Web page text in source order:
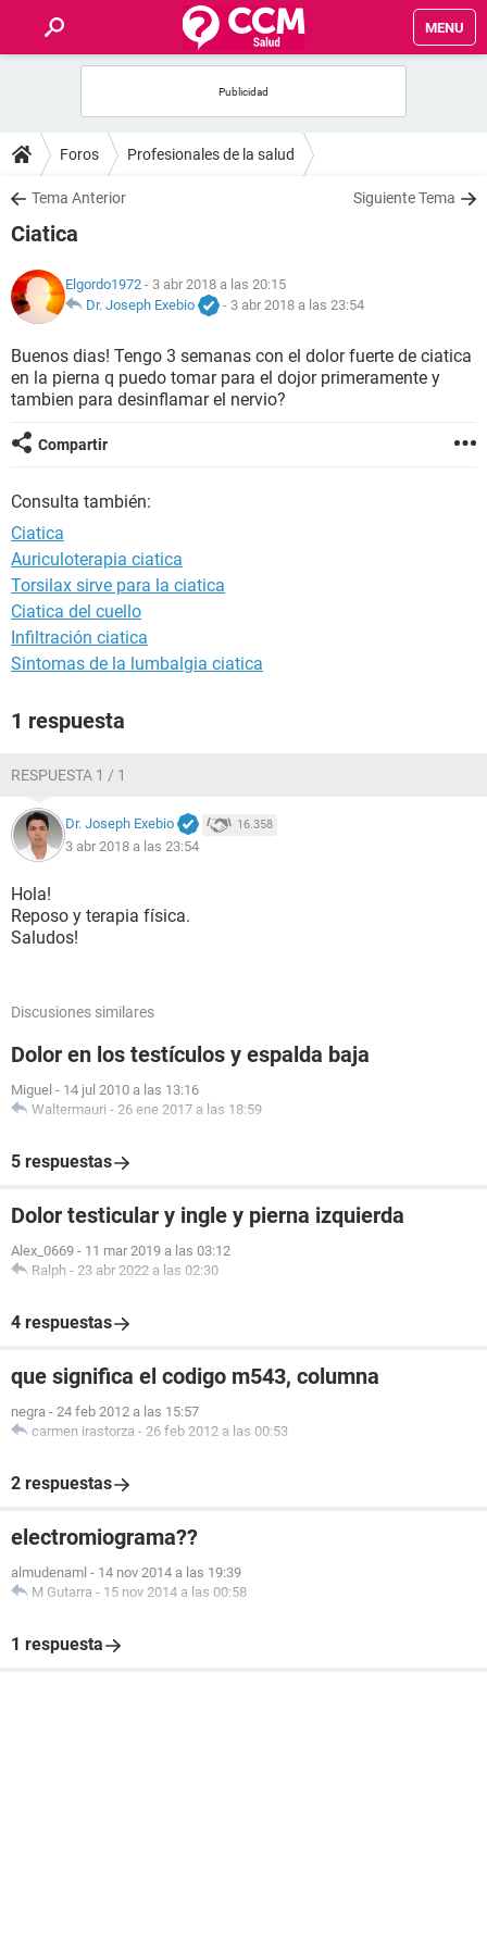
MENU
FOROS
SALUD
NUTRICIÓN
BIENESTAR
Foros Profesionales de la salud
Tema Anterior Siguiente Tema
Ciatica
Elgordo1972 - 3 abr 2018 a las 20:15
Dr. Joseph Exebio
- 3 abr 2018 a las 23:54
Buenos dias! Tengo 3 semanas con el dolor fuerte de ciatica
en la pierna q puedo tomar para el dojor primeramente y
tambien para desinflamar el nervio?
Compartir
Consulta también:
Ciatica
Auriculoterapia ciatica
Torsilax sirve para la ciatica
Ciatica del cuello
Infiltración ciatica
Sintomas de la lumbalgia ciatica
1 respuesta
RESPUESTA 1 / 1
Dr. Joseph Exebio 16.358
3 abr 2018 a las 23:54
Hola!
Reposo y terapia física.
Saludos!
Discusiones similares
Dolor en los testículos y espalda baja
Miguel - 14 jul 2010 a las 13:16
Waltermauri - 26 ene 2017 a las 18:59
5 respuestas
Dolor testicular y ingle y pierna izquierda
Alex_0669 - 11 mar 2019 a las 03:12
Ralph - 23 abr 2022 a las 02:30
4 respuestas
que significa el codigo m543, columna
negra - 24 feb 2012 a las 15:57
carmen irastorza - 26 feb 2012 a las 00:53
2 respuestas
electromiograma??
almudenaml - 14 nov 2014 a las 19:39
M Gutarra - 15 nov 2014 a las 00:58
1 respuesta